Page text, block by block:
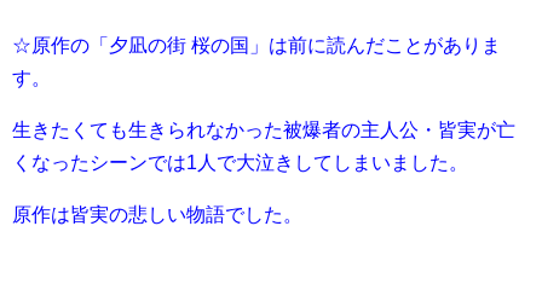
☆原作の「夕凪の街 桜の国」は前に読んだことがありま
す。
生きたくても生きられなかった被爆者の主人公・皆実が亡
くなったシーンでは1人で大泣きしてしまいました。
原作は皆実の悲しい物語でした。